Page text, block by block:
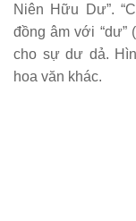
đồng âm với “dư”
cho sự dư dả.
hoa văn khác.